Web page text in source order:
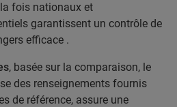
fois nationaux et
garantissent un contrôle de
efficace .
, basée sur la comparaison, le
des renseignements fournis
de référence, assure une